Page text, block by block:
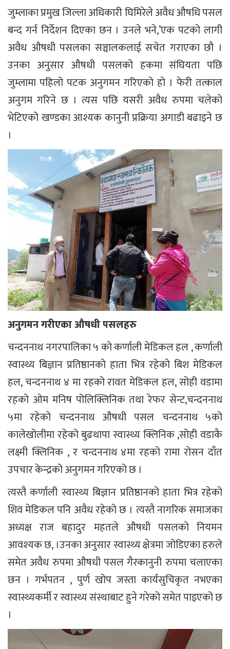
जुम्लाका प्रमुख जिल्ला अधिकारी घिमिरेले अवैध औषधि पसल
बन्द गर्न निर्देशन दिएका छन । उनले भने,’एक पटको लागी
अवैध औषधी पसलका सञ्चालकलाई सचेत गराएका छौ ।
उनका अनुसार औषधी पसलको हकमा संघियता पछि
जुम्लामा पहिलो पटक अनुगमन गरिएको हो । फेरी तत्काल
अनुगम गरिने छ । त्यस पछि यसरी अवैध रुपमा चलेको
भेटिएको खण्डका आश्यक कानुनी प्रक्रिया अगाडी बढाइने छ
।
अनुगमन गरीएका औषधी पसलहरु
चन्दननाथ नगरपालिका ५ को कर्णाली मेडिकल हल , कर्णाली
स्वास्थ्य बिज्ञान प्रतिष्ठानको हाता भित्र रहेको बिश मेडिकल
हल, चन्दननाथ ४ मा रहको रावत मेडिकल हल, सोही वडामा
रहको ओम मनिष पोलिक्लिनिक तथा रेफर सेन्ट,चन्दननाथ
५मा रहेको चन्दननाथ औषधी पसल चन्दननाथ ५को
कालेखोलीमा रहेको बुढथापा स्वास्थ्य क्लिनिक ,सोही वडाकै
लक्ष्मी क्लिनिक , र चन्दननाथ ४मा रहको रामा रोसन दाँत
उपचार केन्द्रको अनुगमन गरिएको छ ।
त्यस्तै कर्णाली स्वास्थ्य बिज्ञान प्रतिष्ठानको हाता भित्र रहेको
शिव मेडिकल पनि अवैध रहेको छ । त्यस्तै नागरिक समाजका
अध्यक्ष राज बहादुर महतले औषधी पसलको नियमन
आवश्यक छ, ।उनका अनुसार स्वास्थ्य क्षेत्रमा जोडिएका हरुले
समेत अवैध रुपमा औषधी पसल गैरकानुनी रुपमा चलाएका
छन । गर्भपतन , पुर्ण खोप जस्ता कार्यसुचिकृत नभएका
स्वास्थ्यकर्मी र स्वास्थ्य संस्थाबाट हुने गरेको समेत पाइएको छ
।